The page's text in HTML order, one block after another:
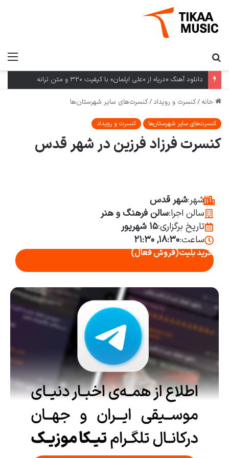
دانلود آهنگ «دریا» از «علی ایلمان» با کیفیت ۳۲۰ و متن ترانه
خانه /کنسرت و رویداد/کنسرت‌های سایر شهرستان‌ها
کنسرت‌های سایر شهرستان‌ها کنسرت و رویداد
کنسرت فرزاد فرزین در شهر قدس
شهر:شهر قدس
سالن اجرا:سالن فرهنگ و هنر
تاریخ برگزاری:۱۵ شهريور
ساعت:۱۸:۳۰, ۲۱:۳۰
خرید بلیت(فروش فعال)